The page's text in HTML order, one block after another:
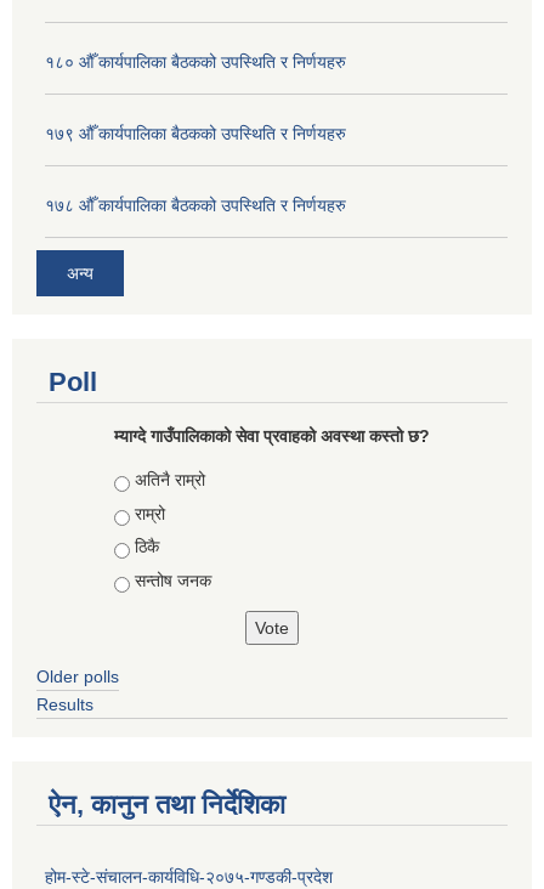
१८० औँ कार्यपालिका बैठकको उपस्थिति र निर्णयहरु
१७९ औँ कार्यपालिका बैठकको उपस्थिति र निर्णयहरु
१७८ औँ कार्यपालिका बैठकको उपस्थिति र निर्णयहरु
अन्य
Poll
म्याग्दे गाउँपालिकाको सेवा प्रवाहको अवस्था कस्तो छ?
Choices
अतिनै राम्रो
राम्रो
ठिकै
सन्तोष जनक
Older polls
Results
ऐन, कानुन तथा निर्देशिका
होम-स्टे-संचालन-कार्यविधि-२०७५-गण्डकी-प्रदेश